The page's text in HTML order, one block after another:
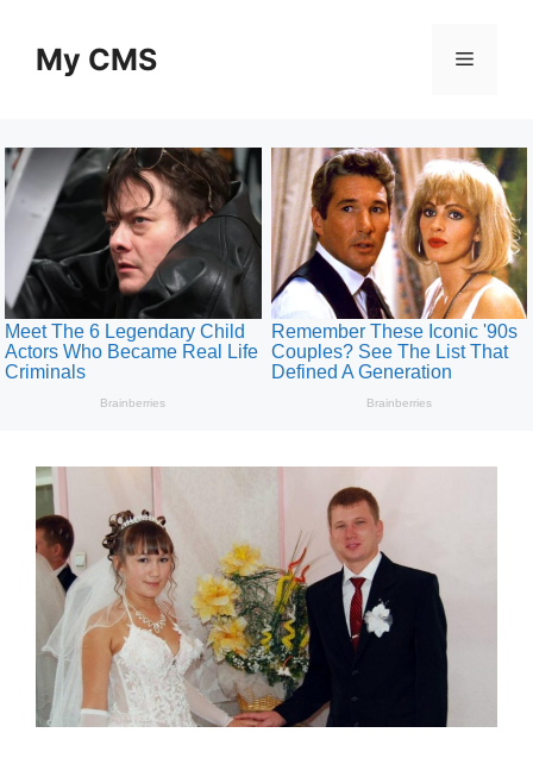
contentMy CMS Menu